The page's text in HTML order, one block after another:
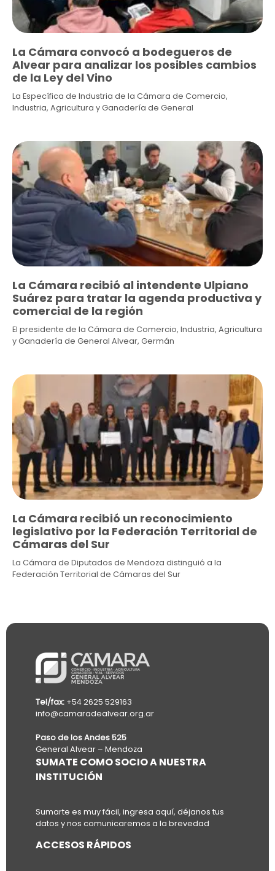
La Cámara convocó a bodegueros de
Alvear para analizar los posibles cambios
de la Ley del Vino
La Específica de Industria de la Cámara de Comercio,
Industria, Agricultura y Ganadería de General
La Cámara recibió al intendente Ulpiano
Suárez para tratar la agenda productiva y
comercial de la región
El presidente de la Cámara de Comercio, Industria, Agricultura
y Ganadería de General Alvear, Germán
La Cámara recibió un reconocimiento
legislativo por la Federación Territorial de
Cámaras del Sur
La Cámara de Diputados de Mendoza distinguió a la
Federación Territorial de Cámaras del Sur
Tel/fax: +54 2625 529163
info@camaradealvear.org.ar
Paso de los Andes 525
General Alvear – Mendoza
SUMATE COMO SOCIO A NUESTRA
INSTITUCIÓN
Sumarte es muy fácil, ingresa aquí, déjanos tus
datos y nos comunicaremos a la brevedad
ACCESOS RÁPIDOS